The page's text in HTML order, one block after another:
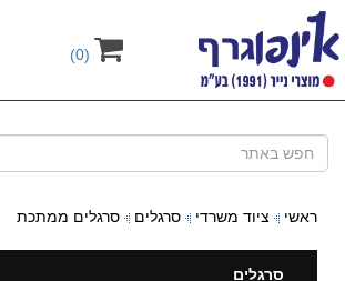
(0)
ראשי ציוד משרדי סרגלים סרגלים ממתכת
סרגלים